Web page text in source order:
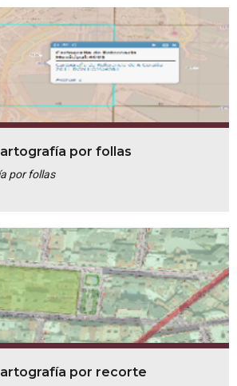
por follas
por follas
por recorte